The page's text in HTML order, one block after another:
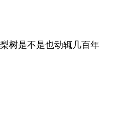
树是不是也动辄几百年